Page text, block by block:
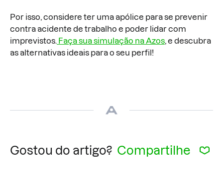
Por isso, considere ter uma apólice para se prevenir
contra acidente de trabalho e poder lidar com
imprevistos. Faça sua simulação na Azos, e descubra
as alternativas ideais para o seu perfil!
Gostou do artigo? Compartilhe